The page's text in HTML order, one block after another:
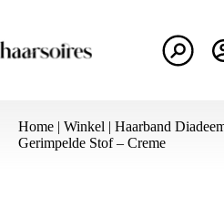
de
inhoud
Home | Winkel | Haarband
Gerimpelde Stof – Creme